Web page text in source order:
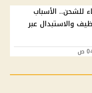
للشحن.. الأسباب
والاستبدال عبر